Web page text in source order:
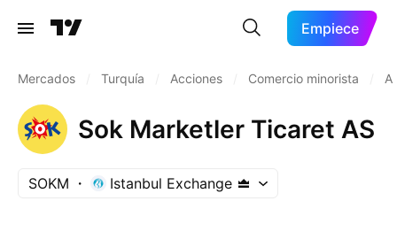
Empiece
Mercados Turquía Acciones Comercio minorista
Sok Marketler Ticaret AS
SOKM Istanbul Exchange